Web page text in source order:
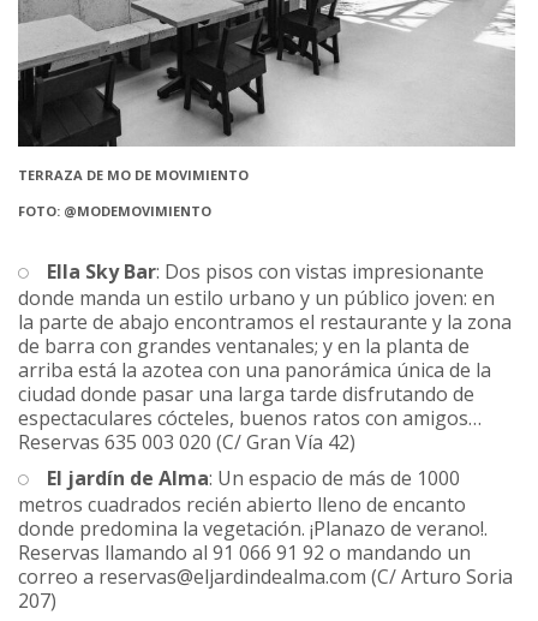
TERRAZA DE MO DE MOVIMIENTO
FOTO: @MODEMOVIMIENTO
Ella Sky Bar: Dos pisos con vistas impresionante
donde manda un estilo urbano y un público joven: en
la parte de abajo encontramos el restaurante y la zona
de barra con grandes ventanales; y en la planta de
arriba está la azotea con una panorámica única de la
ciudad donde pasar una larga tarde disfrutando de
espectaculares cócteles, buenos ratos con amigos…
Reservas 635 003 020 (C/ Gran Vía 42)
El jardín de Alma: Un espacio de más de 1000
metros cuadrados recién abierto lleno de encanto
donde predomina la vegetación. ¡Planazo de verano!.
Reservas llamando al 91 066 91 92 o mandando un
correo a reservas@eljardindealma.com (C/ Arturo Soria
207)